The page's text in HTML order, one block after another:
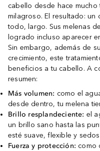
cabello desde hace
milagroso. El resultado: un
todo, largo. Sus melenas
logrado incluso aparecer
Sin embargo, además de
crecimiento, este
beneficios a tu cabello. A
resumen:
Más volumen: como el
desde dentro, tu melena
Brillo resplandeciente: el
un brillo sano hasta las
esté suave, flexible y
Fuerza y protección: como